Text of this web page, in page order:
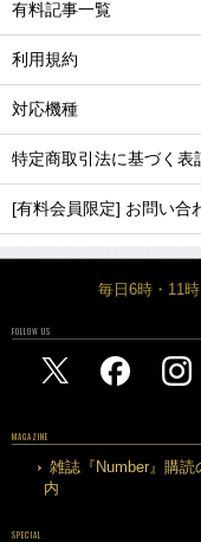
有料記事一覧
利用規約
対応機種
特定商取引法に基づく表
[有料会員限定] お問い合
毎日6時・11
FOLLOW US
MAGAZINE
雑誌『Number』購読
内
SPECIAL